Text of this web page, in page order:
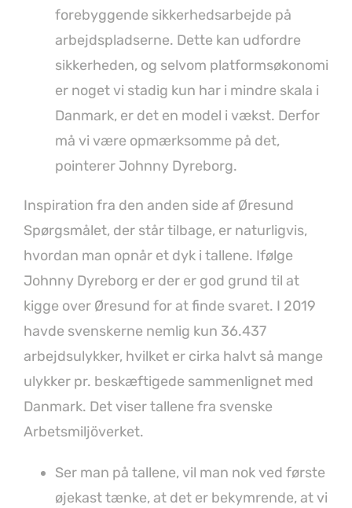
forebyggende sikkerhedsarbejde på
arbejdspladserne. Dette kan udfordre
sikkerheden, og selvom platformsøkonomi
er noget vi stadig kun har i mindre skala i
Danmark, er det en model i vækst. Derfor
må vi være opmærksomme på det,
pointerer Johnny Dyreborg.
Inspiration fra den anden side af Øresund
Spørgsmålet, der står tilbage, er naturligvis,
hvordan man opnår et dyk i tallene. Ifølge
Johnny Dyreborg er der er god grund til at
kigge over Øresund for at finde svaret. I 2019
havde svenskerne nemlig kun 36.437
arbejdsulykker, hvilket er cirka halvt så mange
ulykker pr. beskæftigede sammenlignet med
Danmark. Det viser tallene fra svenske
Arbetsmiljöverket.
Ser man på tallene, vil man nok ved første
øjekast tænke, at det er bekymrende, at vi